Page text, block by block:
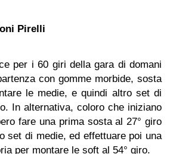
Pirelli
per i 60 giri della gara di domani
con gomme morbide, sosta
le medie, e quindi altro set di
In alternativa, coloro che iniziano
fare una prima sosta al 27° giro
set di medie, ed effettuare poi una
per montare le soft al 54° giro.